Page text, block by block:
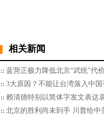
相关新闻
蓝营正极力降低北京“武统”代价
3大原因？不能让台湾落入中国
赖清德特别以简体字发文表达
北京的胜利尚未到手 川普给中